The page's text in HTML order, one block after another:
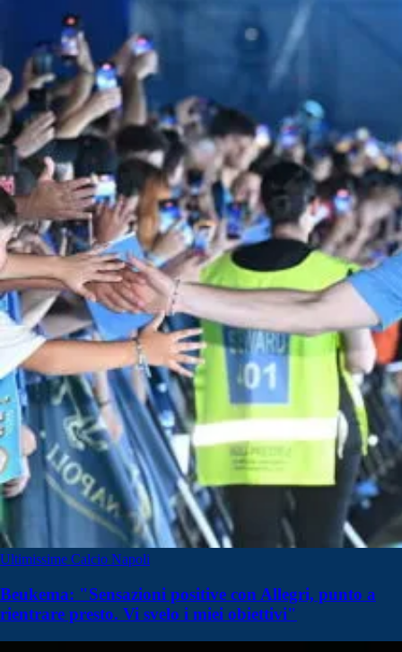
Ultimissime Calcio Napoli
Beukema: "Sensazioni positive con Allegri, punto a
rientrare presto. Vi svelo i miei obiettivi"